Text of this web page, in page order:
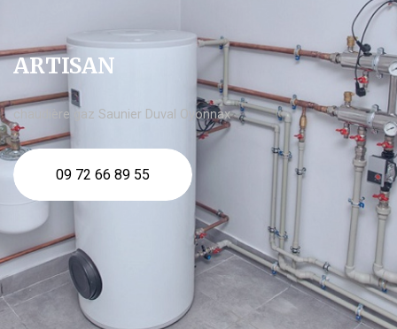
ARTISAN
chaudière gaz Saunier Duval Oyonnax
09 72 66 89 55